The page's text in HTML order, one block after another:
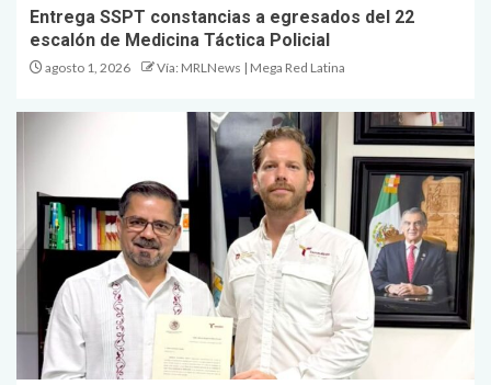
Entrega SSPT constancias a egresados del 22
escalón de Medicina Táctica Policial
agosto 1, 2026 Vía: MRLNews | Mega Red Latina